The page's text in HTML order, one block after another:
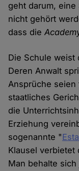
geht darum,
nicht gehört
dass die
Die Schule weist
Deren Anwalt
Ansprüche
staatliches
die
Erziehung
sogenannte "
Klausel verbietet
Man behalte